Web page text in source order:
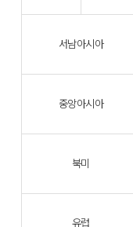
서남아시아
중앙아시아
북미
유럽